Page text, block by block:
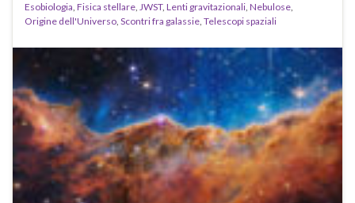
Esobiologia, Fisica stellare, JWST, Lenti gravitazionali, Nebulose,
Origine dell'Universo, Scontri fra galassie, Telescopi spaziali